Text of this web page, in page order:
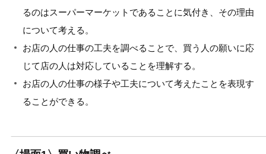
るのはスーパーマーケットであることに気付き、その理由
について考える。
お店の人の仕事の工夫を調べることで、買う人の願いに応
じて店の人は対応していることを理解する。
お店の人の仕事の様子や工夫について考えたことを表現す
ることができる。